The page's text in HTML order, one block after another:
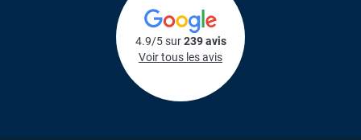
4.9/5 sur239 avis
Voir tous les avis